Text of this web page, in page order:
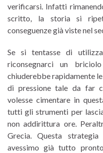
verificarsi. Infatti
scritto, la storia si
conseguenze già viste nel
Se si tentasse di
riconsegnarci un
chiuderebbe rapidamente
di pressione tale da far
volesse cimentare in
tutti gli strumenti per
non addirittura ore.
Grecia. Questa
avessimo già tutto